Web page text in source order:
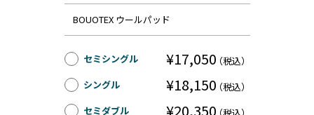
BOUOTEX ウールパッド
セミシングル ¥17,050（税込）
シングル
¥18,150（税込）
セミダブル
¥20,350